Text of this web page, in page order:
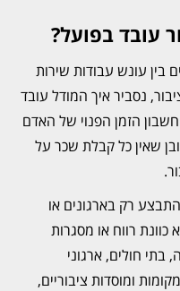
עובד בפועל?
עונש עבודות שירות
נסביר איך המודל עובד
הזמן הפנוי של האדם
שאין כל קבלת שכר על
רק בארגונים או
רווח או מסגרות
בתי חולים, ארגוני
ומוסדות ציבוריים,